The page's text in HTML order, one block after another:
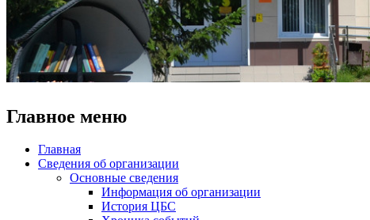
Главное меню
Главная
Сведения об организации
Основные сведения
Информация об организации
История ЦБС